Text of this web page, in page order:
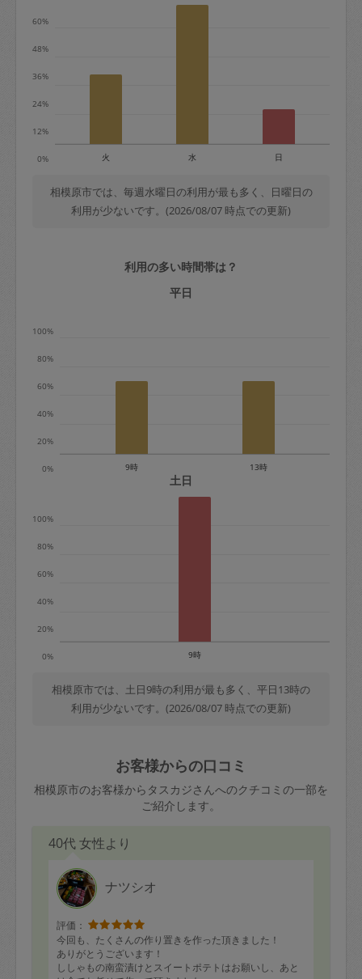
金曜日9時～土曜日8時まで＝依頼金額の
＋交通費全額
依頼者不在による当日キャンセル＝依頼
金額の100%＋交通費全額
定期契約をキャンセルする場合、毎週定
期は月2回まで隔週定期は月1回までキャ
※キャンセル料金の設定について：
定期依頼1回（3時間）の金額とスポット
0%
12%
24%
36%
48%
60%
火 水 日
相模原市では、毎週水曜日の利用が最も多く、日曜日の
利用が少ないです。(2026/08/07 時点での更新)
利用の多い時間帯は？
平日
0%
20%
40%
60%
80%
100%
9時 13時
土日
0%
20%
40%
60%
80%
100%
9時
相模原市では、土日9時の利用が最も多く、平日13時の
利用が少ないです。(2026/08/07 時点での更新)
お客様からの口コミ
相模原市のお客様からタスカジさんへのクチコミの一部を
ご紹介します。
40代 女性より
ナツシオ
評価：
今回も、たくさんの作り置きを作った頂きました！
ありがとうございます！
ししゃもの南蛮漬けとスイートポテトはお願いし、あと